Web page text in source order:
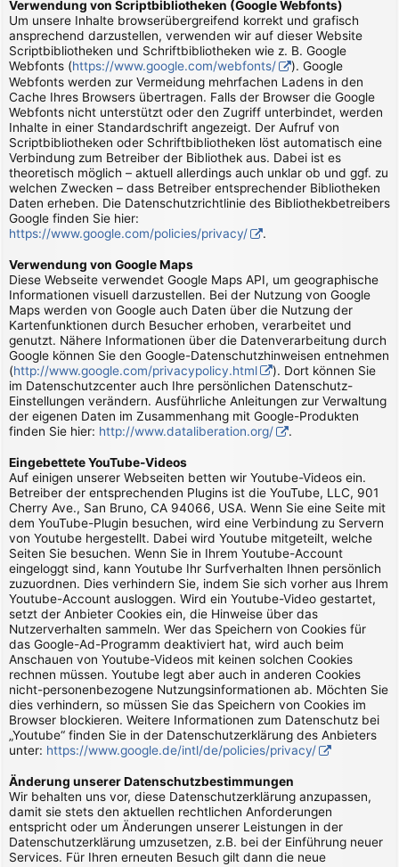
Verwendung von Scriptbibliotheken (Google Webfonts)
Um unsere Inhalte browserübergreifend korrekt und grafisch
ansprechend darzustellen, verwenden wir auf dieser Website
Scriptbibliotheken und Schriftbibliotheken wie z. B. Google
Webfonts (https://www.google.com/webfonts/
). Google
Webfonts werden zur Vermeidung mehrfachen Ladens in den
Cache Ihres Browsers übertragen. Falls der Browser die Google
Webfonts nicht unterstützt oder den Zugriff unterbindet, werden
Inhalte in einer Standardschrift angezeigt. Der Aufruf von
Scriptbibliotheken oder Schriftbibliotheken löst automatisch eine
Verbindung zum Betreiber der Bibliothek aus. Dabei ist es
theoretisch möglich – aktuell allerdings auch unklar ob und ggf. zu
welchen Zwecken – dass Betreiber entsprechender Bibliotheken
Daten erheben. Die Datenschutzrichtlinie des Bibliothekbetreibers
Google finden Sie hier:
https://www.google.com/policies/privacy/
.
Verwendung von Google Maps
Diese Webseite verwendet Google Maps API, um geographische
Informationen visuell darzustellen. Bei der Nutzung von Google
Maps werden von Google auch Daten über die Nutzung der
Kartenfunktionen durch Besucher erhoben, verarbeitet und
genutzt. Nähere Informationen über die Datenverarbeitung durch
Google können Sie den Google-Datenschutzhinweisen entnehmen
(http://www.google.com/privacypolicy.html
). Dort können Sie
im Datenschutzcenter auch Ihre persönlichen Datenschutz-
Einstellungen verändern. Ausführliche Anleitungen zur Verwaltung
der eigenen Daten im Zusammenhang mit Google-Produkten
finden Sie hier: http://www.dataliberation.org/ .
Eingebettete YouTube-Videos
Auf einigen unserer Webseiten betten wir Youtube-Videos ein.
Betreiber der entsprechenden Plugins ist die YouTube, LLC, 901
Cherry Ave., San Bruno, CA 94066, USA. Wenn Sie eine Seite mit
dem YouTube-Plugin besuchen, wird eine Verbindung zu Servern
von Youtube hergestellt. Dabei wird Youtube mitgeteilt, welche
Seiten Sie besuchen. Wenn Sie in Ihrem Youtube-Account
eingeloggt sind, kann Youtube Ihr Surfverhalten Ihnen persönlich
zuzuordnen. Dies verhindern Sie, indem Sie sich vorher aus Ihrem
Youtube-Account ausloggen. Wird ein Youtube-Video gestartet,
setzt der Anbieter Cookies ein, die Hinweise über das
Nutzerverhalten sammeln. Wer das Speichern von Cookies für
das Google-Ad-Programm deaktiviert hat, wird auch beim
Anschauen von Youtube-Videos mit keinen solchen Cookies
rechnen müssen. Youtube legt aber auch in anderen Cookies
nicht-personenbezogene Nutzungsinformationen ab. Möchten Sie
dies verhindern, so müssen Sie das Speichern von Cookies im
Browser blockieren. Weitere Informationen zum Datenschutz bei
„Youtube“ finden Sie in der Datenschutzerklärung des Anbieters
unter: https://www.google.de/intl/de/policies/privacy/
Änderung unserer Datenschutzbestimmungen
Wir behalten uns vor, diese Datenschutzerklärung anzupassen,
damit sie stets den aktuellen rechtlichen Anforderungen
entspricht oder um Änderungen unserer Leistungen in der
Datenschutzerklärung umzusetzen, z.B. bei der Einführung neuer
Services. Für Ihren erneuten Besuch gilt dann die neue